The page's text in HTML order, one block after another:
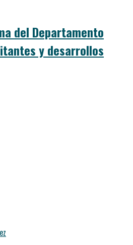
del Departamento
y desarrollos